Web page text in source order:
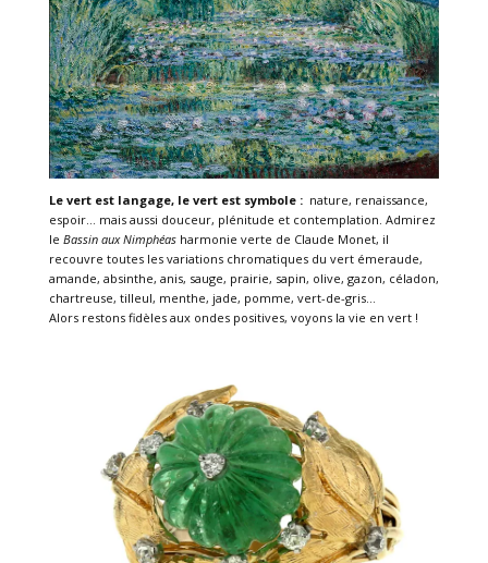
Le vert est langage, le vert est symbole : nature, renaissance,
espoir… mais aussi douceur, plénitude et contemplation. Admirez
le Bassin aux Nimphéasharmonie verte de Claude Monet, il
recouvre toutes les variations chromatiques du vert émeraude,
amande, absinthe, anis, sauge, prairie, sapin, olive, gazon, céladon,
chartreuse, tilleul, menthe, jade, pomme, vert-de-gris…
Alors restons fidèles aux ondes positives, voyons la vie en vert !